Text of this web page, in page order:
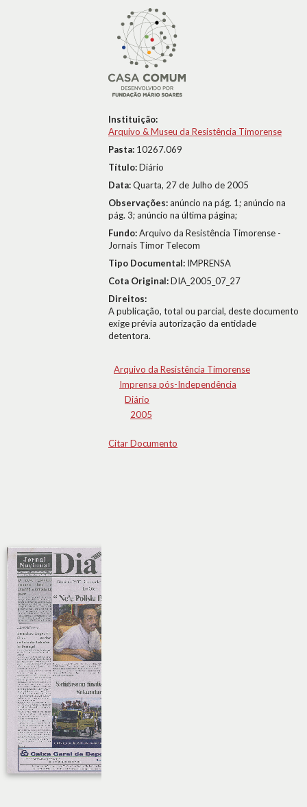
Instituição:
Arquivo & Museu da Resistência Timorense
Pasta: 10267.069
Título:Diário
Data:Quarta, 27 de Julho de 2005
Observações:anúncio na pág. 1; anúncio na
pág. 3; anúncio na última página;
Fundo:Arquivo da Resistência Timorense -
Jornais Timor Telecom
Tipo Documental: IMPRENSA
Cota Original:DIA_2005_07_27
Direitos:
A publicação, total ou parcial, deste documento
exige prévia autorização da entidade
detentora.
Arquivo da Resistência Timorense
Imprensa pós-Independência
Diário
2005
Citar Documento